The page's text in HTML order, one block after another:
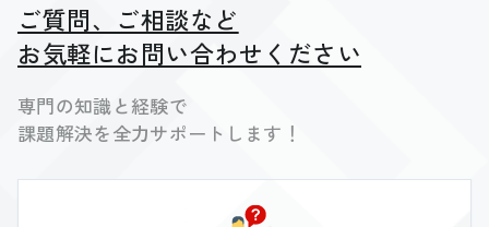
ご質問、ご相談など
お気軽にお問い合わせください
専門の知識と経験で
課題解決を全力サポートします！